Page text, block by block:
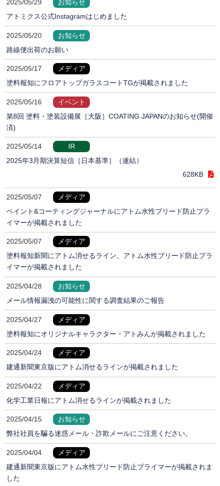
2025/05/29
お知らせ
アトミクス公式Instagramはじめました
2025/05/20
お知らせ
路線便出荷のお願い
2025/05/17
メディア
塗料報知にフロアトップガラスコートTGが掲載されました
2025/05/16
イベント
第8回 塗料・塗装設備展［大阪］COATING JAPANのお知らせ(開催
済)
2025/05/14
IR
2025年3月期決算短信［日本基準］（連結）
628KB
2025/05/07
メディア
ペイント&コーティングジャーナルにアトム水性ブリード防止プラ
イマーが掲載されました
2025/05/07
メディア
塗料報知新聞にアトム消せるライン、アトム水性ブリード防止プラ
イマーが掲載されました
2025/04/28
お知らせ
メール情報漏洩の可能性に関する調査結果のご報告
2025/04/27
メディア
塗料報知にオリジナルキャラクター・アトみんが掲載されました
2025/04/24
メディア
建通新聞東京版にアトム消せるラインが掲載されました
2025/04/22
メディア
化学工業日報にアトム消せるラインが掲載されました
2025/04/15
お知らせ
弊社社員を騙る迷惑メール・詐欺メールにご注意ください。
2025/04/04
メディア
建通新聞東京版にアトム水性ブリード防止プライマーが掲載されま
した